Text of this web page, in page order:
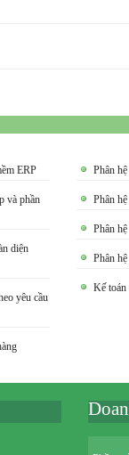
ERP
và phần
diện
yêu cầu
Phân
Phân
Phân
Phân
Kế toán